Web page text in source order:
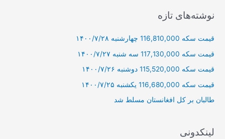
ب
ر
ا
نوشته‌های تازه
قیمت سکه 116,810,000 چهارشنبه ۱۴۰۰/۷/۲۸
قیمت سکه 117,130,000 سه شنبه ۱۴۰۰/۷/۲۷
قیمت سکه 115,520,000 دوشنبه ۱۴۰۰/۷/۲۶
قیمت سکه 116,680,000 یکشنبه ۱۴۰۰/۷/۲۵
طالبان بر كل افغانستان مسلط شد
لینکدونی